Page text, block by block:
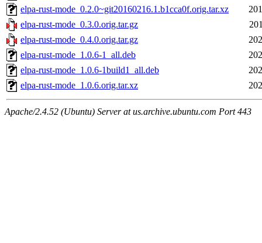
elpa-rust-mode_0.2.0~git20160216.1.b1cca0f.orig.tar.xz
elpa-rust-mode_0.3.0.orig.tar.gz
elpa-rust-mode_0.4.0.orig.tar.gz
elpa-rust-mode_1.0.6-1_all.deb
elpa-rust-mode_1.0.6-1build1_all.deb
elpa-rust-mode_1.0.6.orig.tar.xz
Apache/2.4.52 (Ubuntu) Server at us.archive.ubuntu.com Port 443